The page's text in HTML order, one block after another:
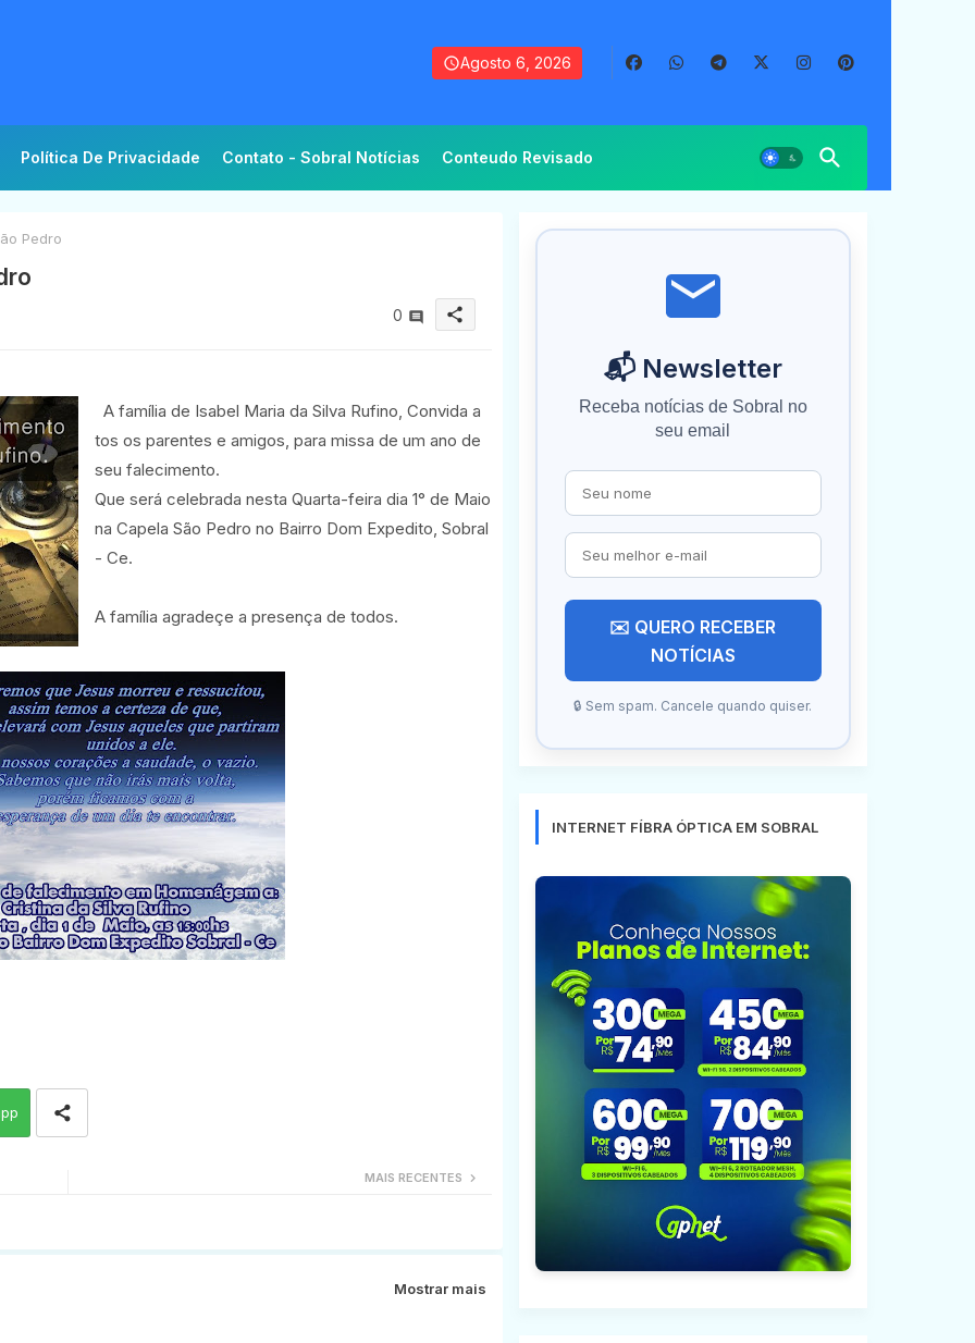
Agosto 6, 2026
Política De Privacidade Contato - Sobral Notícias Conteudo Revisado
Pedro
0 share
A família de Isabel Maria da Silva Rufino, Convida a
tos os parentes e amigos, para missa de um ano de
seu falecimento.
Que será celebrada nesta Quarta-feira dia 1° de Maio
na Capela São Pedro no Bairro Dom Expedito, Sobral
- Ce.
A família agradeçe a presença de todos.
MAIS RECENTES
Mostrar mais
📬 Newsletter
Receba notícias de Sobral no
seu email
✉️ QUERO RECEBER
NOTÍCIAS
🔒 Sem spam. Cancele quando quiser.
INTERNET FÍBRA ÓPTICA EM SOBRAL